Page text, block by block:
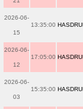
2026-06-
15
13:35:00
2026-06-
12
17:05:00
2026-06-
03
15:35:00